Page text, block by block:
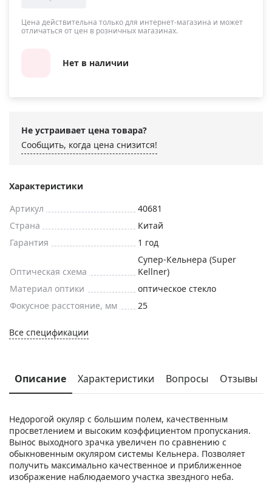
Цена действительна только для интернет-магазина и может
отличаться от цен в розничных магазинах.
Нет в наличии
Не устраивает цена товара?
Сообщить, когда цена снизится!
Характеристики
Артикул
40681
Страна
Китай
Гарантия
1 год
Оптическая схема
Супер-Кельнера (Super
Kellner)
Материал оптики
оптическое стекло
Фокусное расстояние, мм
25
Все спецификации
Описание Характеристики Вопросы Отзывы
Недорогой окуляр с большим полем, качественным
просветлением и высоким коэффициентом пропускания.
Вынос выходного зрачка увеличен по сравнению с
обыкновенным окуляром системы Кельнера. Позволяет
получить максимально качественное и приближенное
изображение наблюдаемого участка звездного неба.